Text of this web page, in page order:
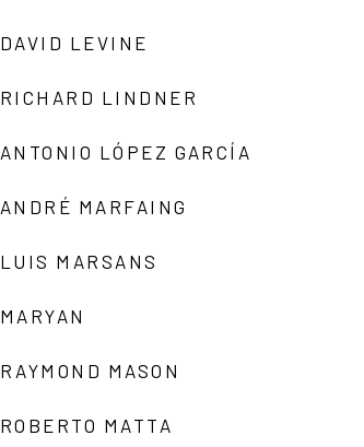
DAVID LEVINE
RICHARD LINDNER
ANTONIO LÓPEZ GARCÍA
ANDRÉ MARFAING
LUIS MARSANS
MARYAN
RAYMOND MASON
ROBERTO MATTA